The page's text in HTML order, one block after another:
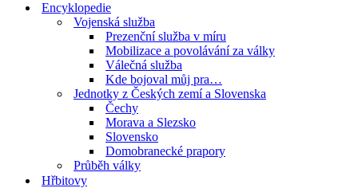
Encyklopedie
Vojenská služba
Prezenční služba v míru
Mobilizace a povolávání za války
Válečná služba
Kde bojoval můj pra…
Jednotky z Českých zemí a Slovenska
Čechy
Morava a Slezsko
Slovensko
Domobranecké prapory
Průběh války
Hřbitovy